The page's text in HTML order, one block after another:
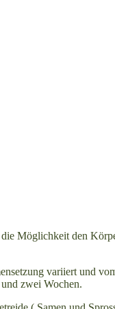
Möglichkeit den
variiert und
zwei Wochen.